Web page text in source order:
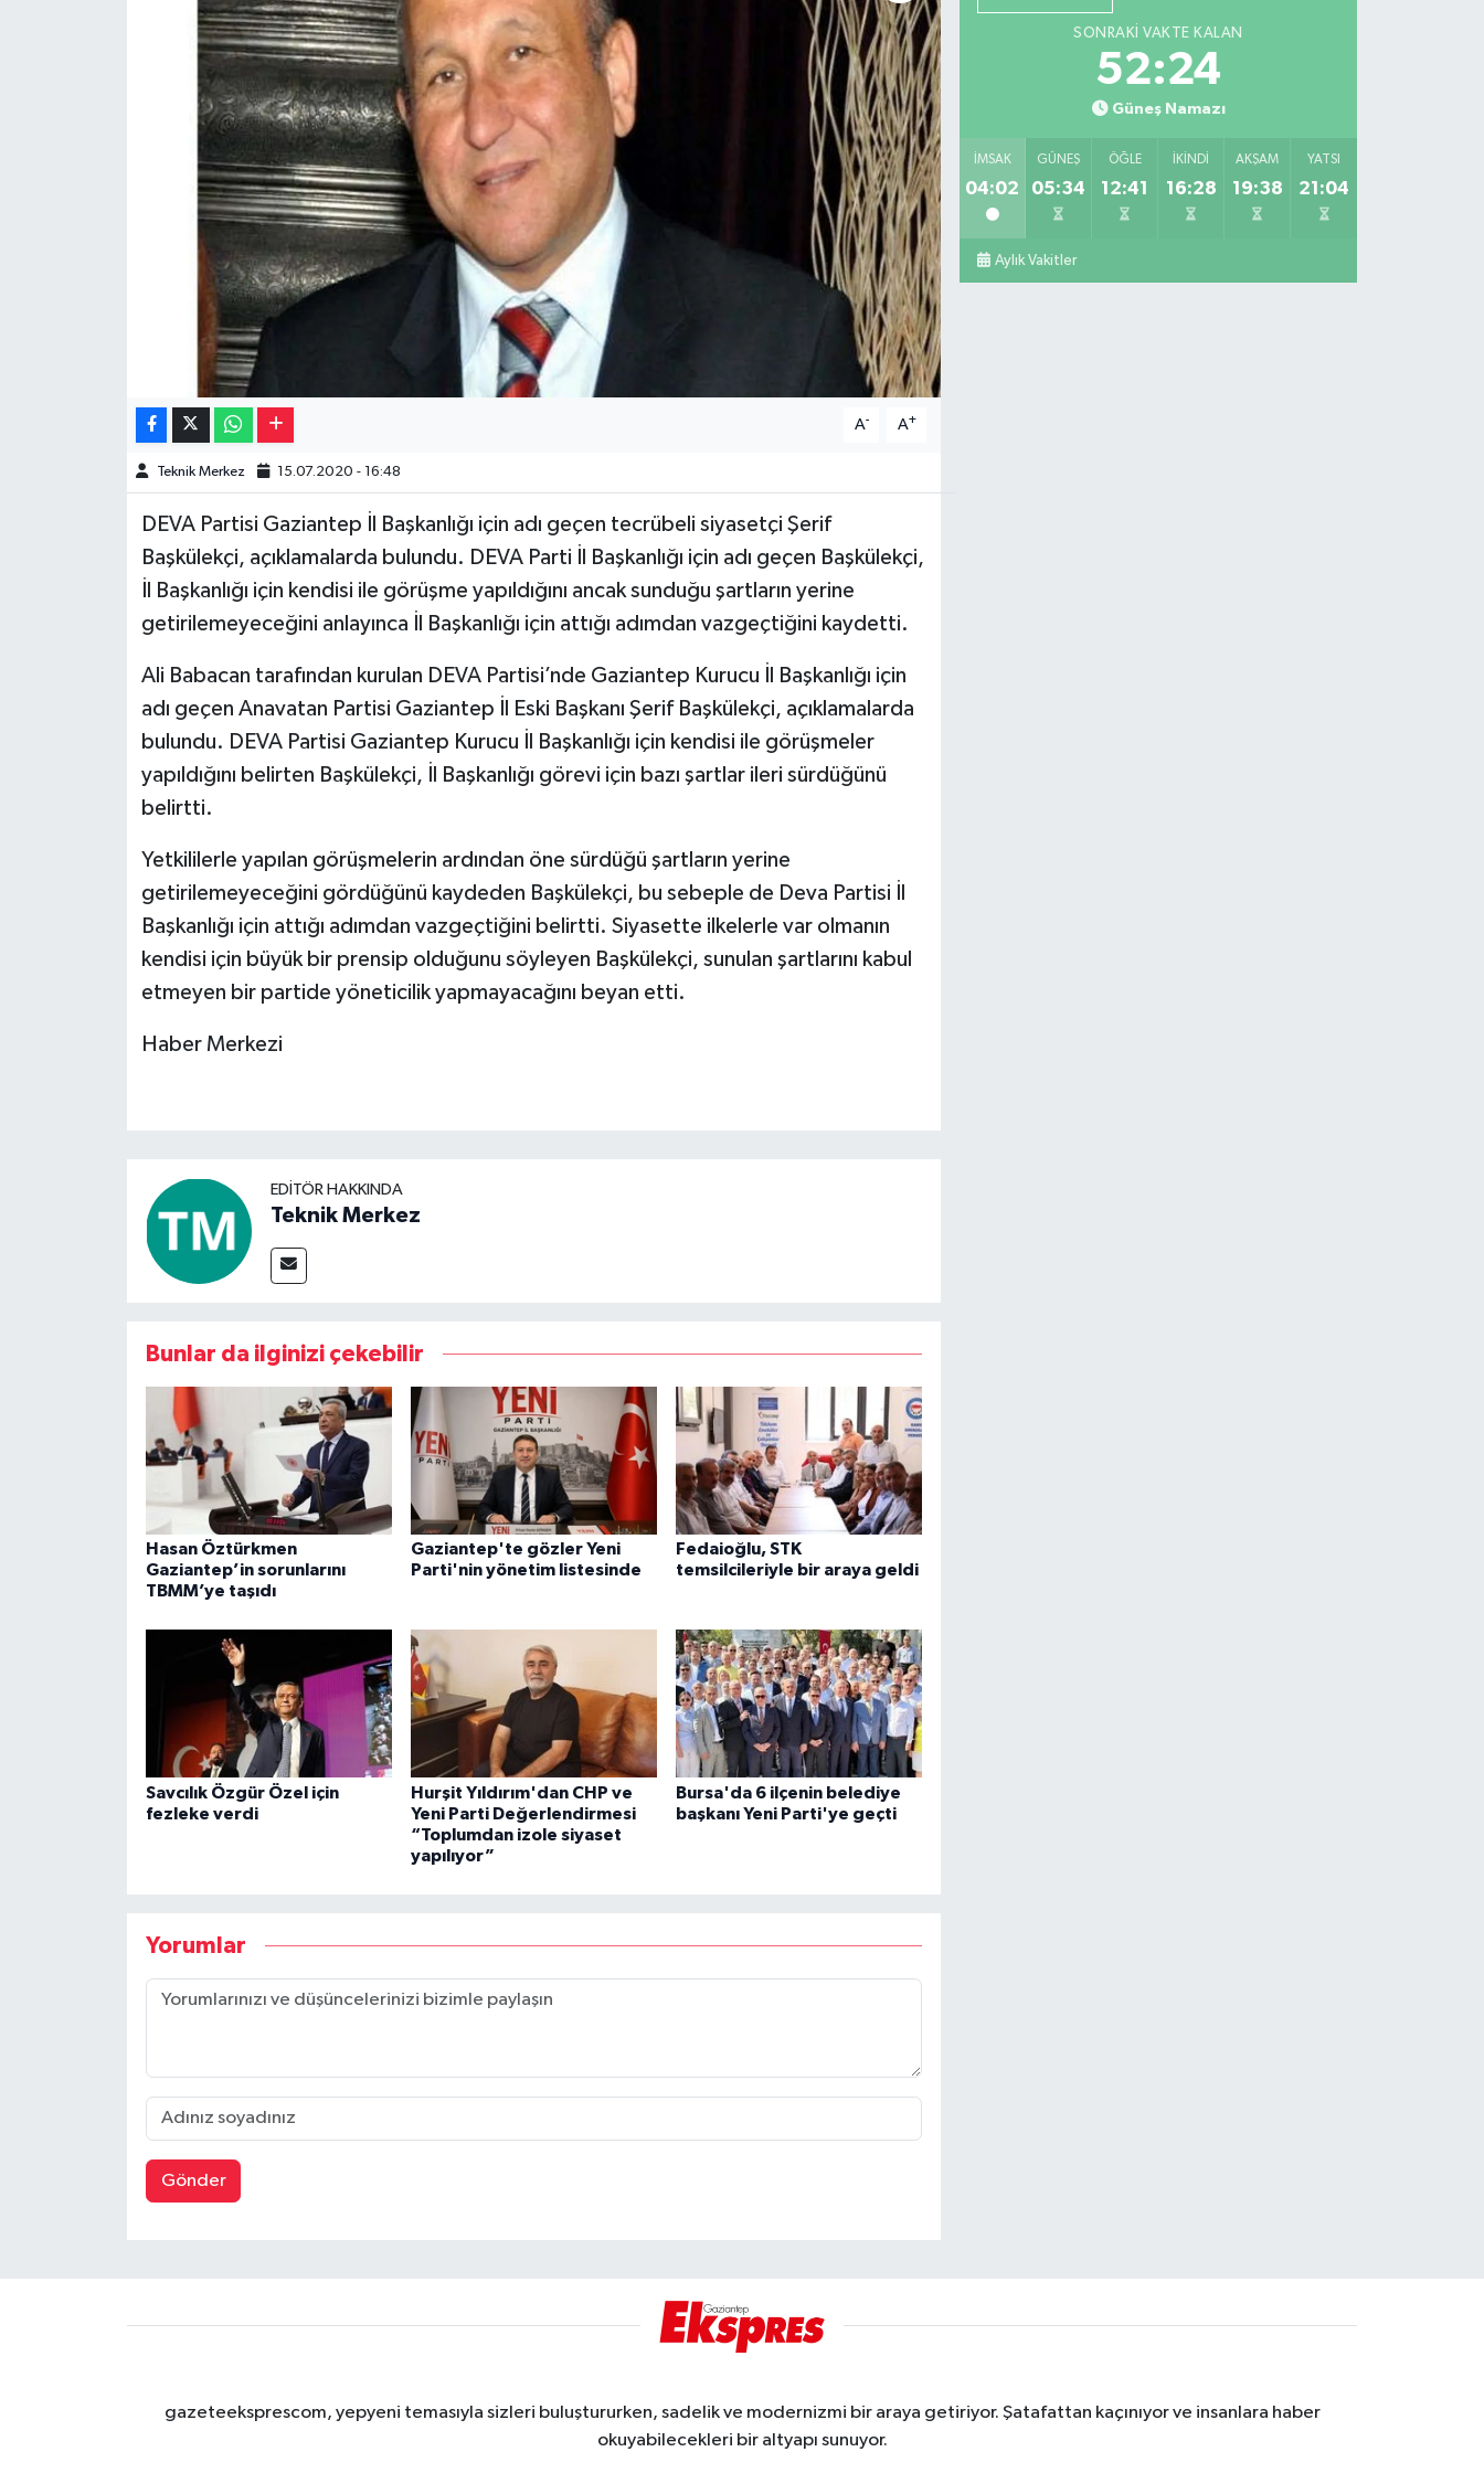
A- A+
Teknik Merkez 15.07.2020 - 16:48
DEVA Partisi Gaziantep İl Başkanlığı için adı geçen tecrübeli siyasetçi Şerif
Başkülekçi, açıklamalarda bulundu. DEVA Parti İl Başkanlığı için adı geçen Başkülekçi,
İl Başkanlığı için kendisi ile görüşme yapıldığını ancak sunduğu şartların yerine
getirilemeyeceğini anlayınca İl Başkanlığı için attığı adımdan vazgeçtiğini kaydetti.
Ali Babacan tarafından kurulan DEVA Partisi’nde Gaziantep Kurucu İl Başkanlığı için
adı geçen Anavatan Partisi Gaziantep İl Eski Başkanı Şerif Başkülekçi, açıklamalarda
bulundu. DEVA Partisi Gaziantep Kurucu İl Başkanlığı için kendisi ile görüşmeler
yapıldığını belirten Başkülekçi, İl Başkanlığı görevi için bazı şartlar ileri sürdüğünü
belirtti.
Yetkililerle yapılan görüşmelerin ardından öne sürdüğü şartların yerine
getirilemeyeceğini gördüğünü kaydeden Başkülekçi, bu sebeple de Deva Partisi İl
Başkanlığı için attığı adımdan vazgeçtiğini belirtti. Siyasette ilkelerle var olmanın
kendisi için büyük bir prensip olduğunu söyleyen Başkülekçi, sunulan şartlarını kabul
etmeyen bir partide yöneticilik yapmayacağını beyan etti.
Haber Merkezi
EDITÖR HAKKINDA
Teknik Merkez
Bunlar da ilginizi çekebilir
Hasan Öztürkmen
Gaziantep’in sorunlarını
TBMM’ye taşıdı
Gaziantep'te gözler Yeni
Parti'nin yönetim listesinde
Fedaioğlu, STK
temsilcileriyle bir araya geldi
Savcılık Özgür Özel için
fezleke verdi
Hurşit Yıldırım'dan CHP ve
Yeni Parti Değerlendirmesi
“Toplumdan izole siyaset
yapılıyor”
Bursa'da 6 ilçenin belediye
başkanı Yeni Parti'ye geçti
Yorumlar
Gönder
SONRAKI VAKTE KALAN
52:23
Güneş Namazı
İMSAK
04:02
GÜNEŞ
05:34
ÖĞLE
12:41
İKINDI
16:28
AKŞAM
19:38
YATSI
21:04
Aylık Vakitler
gazeteeksprescom, yepyeni temasıyla sizleri buluştururken, sadelik ve modernizmi bir araya getiriyor. Şatafattan kaçınıyor ve insanlara haber
okuyabilecekleri bir altyapı sunuyor.
Video Haber